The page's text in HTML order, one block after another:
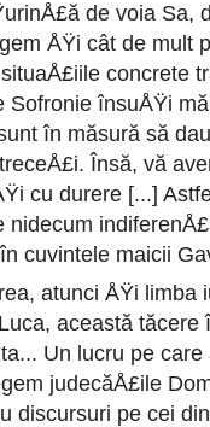
de voia Sa,
ÅŸi cât de mult
concrete
Sofronie însuÅŸi
în măsură să
Însă, vă
cu durere [...]
nidecum
cuvintele maicii
atunci ÅŸi limba
această tăcere
Un lucru pe
judecăÅ£ile
discursuri pe cei